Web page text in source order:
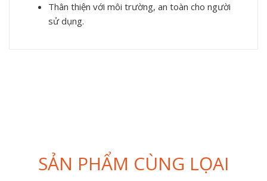
Thân thiện với môi trường, an toàn cho người
sử dụng.
SẢN PHẨM CÙNG LỌAI